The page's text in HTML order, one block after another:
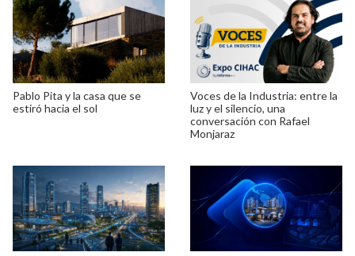
Pablo Pita y la casa que se
estiró hacia el sol
Voces de la Industria: entre la
luz y el silencio, una
conversación con Rafael
Monjaraz